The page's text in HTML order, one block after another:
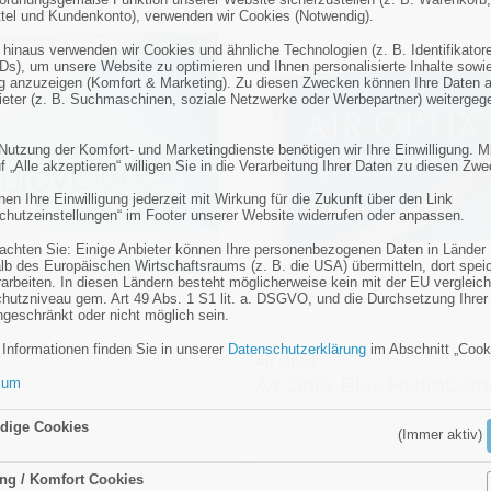
und Kundenkonto), verwenden wir Cookies (Notwendig).
hinaus verwenden wir Cookies und ähnliche Technologien (z. B.
um unsere Website zu optimieren und Ihnen personalisierte Inhalte
anzuzeigen (Komfort & Marketing). Zu diesen Zwecken können Ihre Daten
(z. B. Suchmaschinen, soziale Netzwerke oder Werbepartner)
der Komfort- und Marketingdienste benötigen wir Ihre Einwilligung.
„Alle akzeptieren“ willigen Sie in die Verarbeitung Ihrer Daten zu diesen
Ihre Einwilligung jederzeit mit Wirkung für die Zukunft über den Link
im Footer unserer Website widerrufen oder anpassen.
Sie: Einige Anbieter können Ihre personenbezogenen Daten in Länder
des Europäischen Wirtschaftsraums (z. B. die USA) übermitteln, dort
In diesen Ländern besteht möglicherweise kein mit der EU
gem. Art 49 Abs. 1 S1 lit. a. DSGVO, und die Durchsetzung
oder nicht möglich sein.
finden Sie in unserer Datenschutzerklärung im Abschnitt
Cookies (Immer aktiv)
/ Komfort Cookies
2